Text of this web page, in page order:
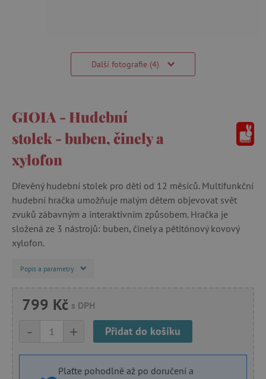
Další fotografie (4)
GIOIA - Hudební
stolek - buben, činely a
xylofon
Dřevěný hudební stolek pro děti od 12 měsíců. Multifunkční
hudební hračka umožňuje malým dětem objevovat svět
zvuků zábavným a interaktivním způsobem. Hračka je
složená ze 3 nástrojů: buben, činely a pětitónový kovový
xylofon.
Popis a parametry
799 Kč s DPH
+
- Přidat do košíku
Plaťte pohodlně až po doručení a